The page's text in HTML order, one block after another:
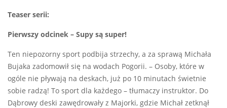
Teaser serii:
Pierwszy odcinek – Supy są super!
Ten niepozorny sport podbija strzechy, a za sprawą Michała
Bujaka zadomowił się na wodach Pogorii. – Osoby, które w
ogóle nie pływają na deskach, już po 10 minutach świetnie
sobie radzą! To sport dla każdego – tłumaczy instruktor. Do
Dąbrowy deski zawędrowały z Majorki, gdzie Michał zetknął